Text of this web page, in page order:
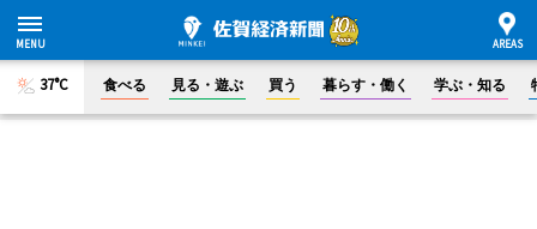
37°C 食べる 見る・遊ぶ 買う 暮らす・働く 学ぶ・知る